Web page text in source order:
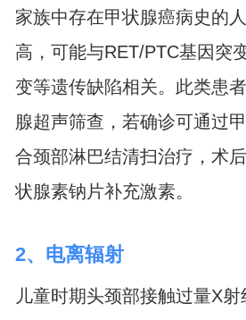
家族中存在甲状腺癌病史的
高，可能与RET/PTC基因突
变等遗传缺陷相关。此类患
腺超声筛查，若确诊可通过
合颈部淋巴结清扫治疗，术
状腺素钠片补充激素。
2、电离辐射
儿童时期头颈部接触过量X